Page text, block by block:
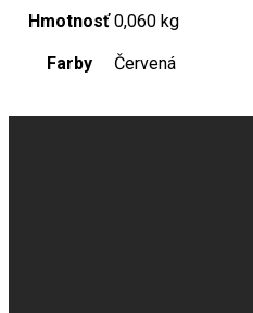
Hmotnosť 0,060 kg
Farby Červená